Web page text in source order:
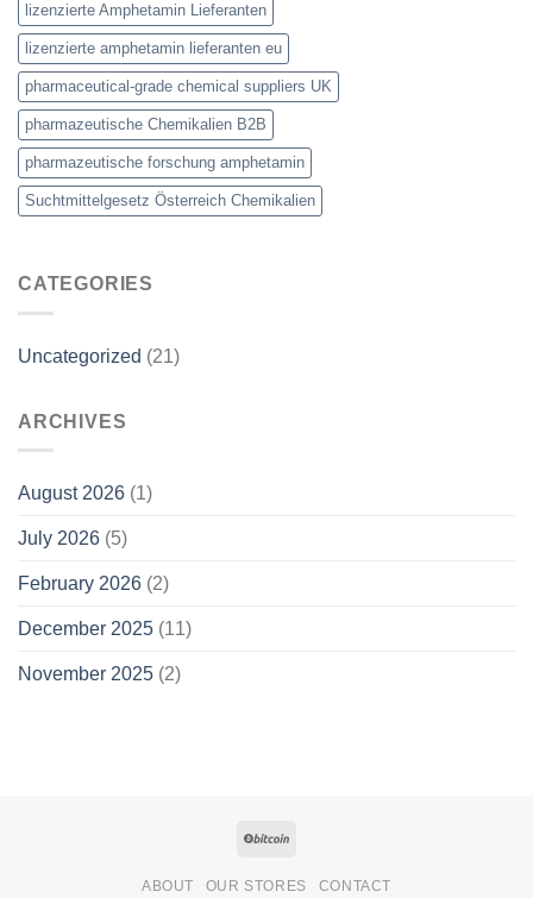
lizenzierte Amphetamin Lieferanten
lizenzierte amphetamin lieferanten eu
pharmaceutical-grade chemical suppliers UK
pharmazeutische Chemikalien B2B
pharmazeutische forschung amphetamin
Suchtmittelgesetz Österreich Chemikalien
CATEGORIES
Uncategorized (21)
ARCHIVES
August 2026 (1)
July 2026 (5)
February 2026 (2)
December 2025 (11)
November 2025 (2)
ABOUT OUR STORES CONTACT